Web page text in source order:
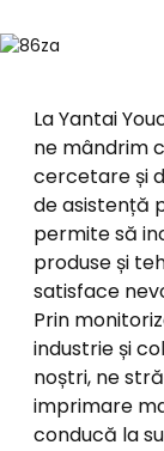
La Yantai
ne mândrim
cercetare și
de asistență
permite să
produse și
satisface
Prin
industrie și
noștri, ne
imprimare
conducă la